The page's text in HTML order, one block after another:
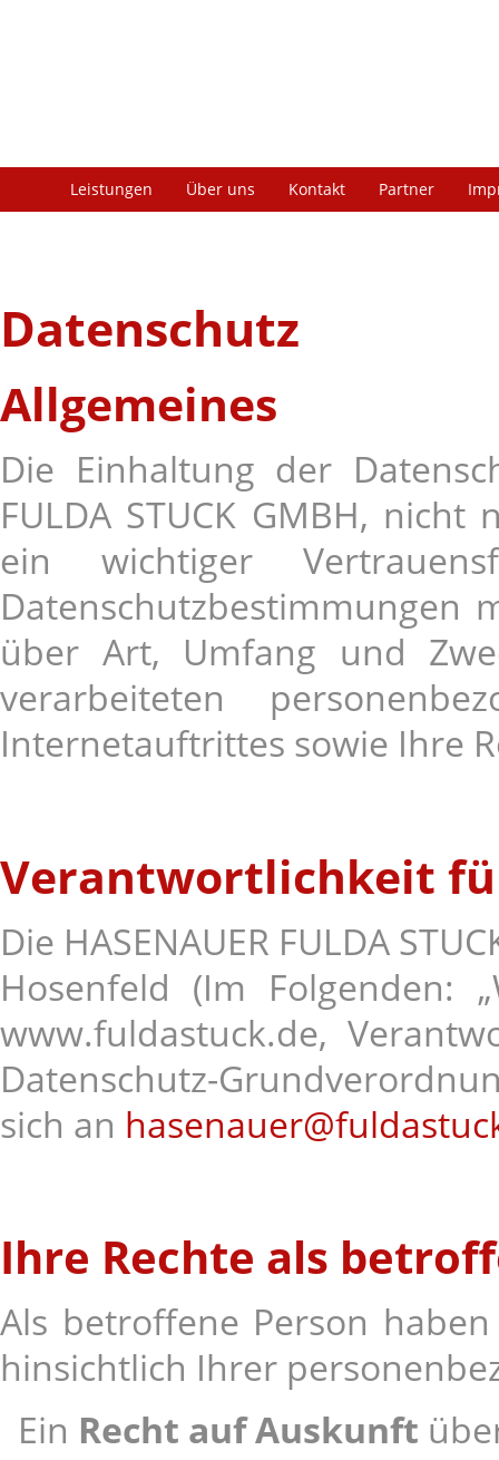
Leistungen Über uns Kontakt Partner
Datenschutz
Allgemeines
Die Einhaltung der
FULDA STUCK GMBH,
ein wichtiger
Datenschutzbestimmungen
über Art, Umfang und
verarbeiteten
Internetauftrittes sowie Ihre
Verantwortlichkeit
Die HASENAUER FULDA
Hosenfeld (Im Folgenden:
www.fuldastuck.de,
Datenschutz-
sich an
Ihre Rechte als
Als betroffene Person
hinsichtlich Ihrer
Ein Recht auf Auskunft